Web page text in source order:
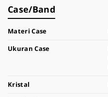
Case/Band
Materi Case
Ukuran Case
Kristal